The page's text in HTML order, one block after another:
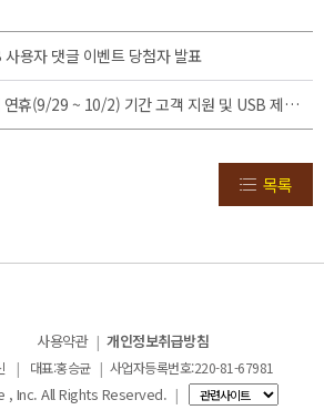
사용자 댓글 이벤트 당첨자 발표
추석 연휴(9/29 ~ 10/2) 기간 고객 지원 및 USB 제품 배송 안내
목록
사용약관 | 개인정보취급방침
| 대표:홍승균 | 사업자등록번호:220-81-67981
Inc. All Rights Reserved. |